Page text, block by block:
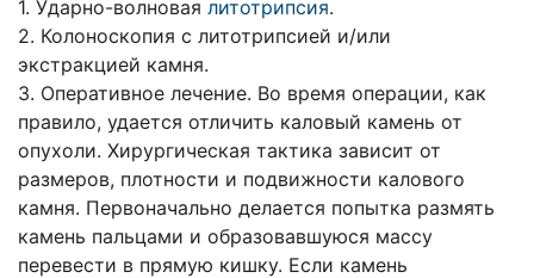
1. Ударно-волновая литотрипсия.
2. Колоноскопия с литотрипсией и/или
экстракцией камня.
3. Оперативное лечение. Во время операции, как
правило, удается отличить каловый камень от
опухоли. Хирургическая тактика зависит от
размеров, плотности и подвижности калового
камня. Первоначально делается попытка размять
камень пальцами и образовавшуюся массу
перевести в прямую кишку. Если камень